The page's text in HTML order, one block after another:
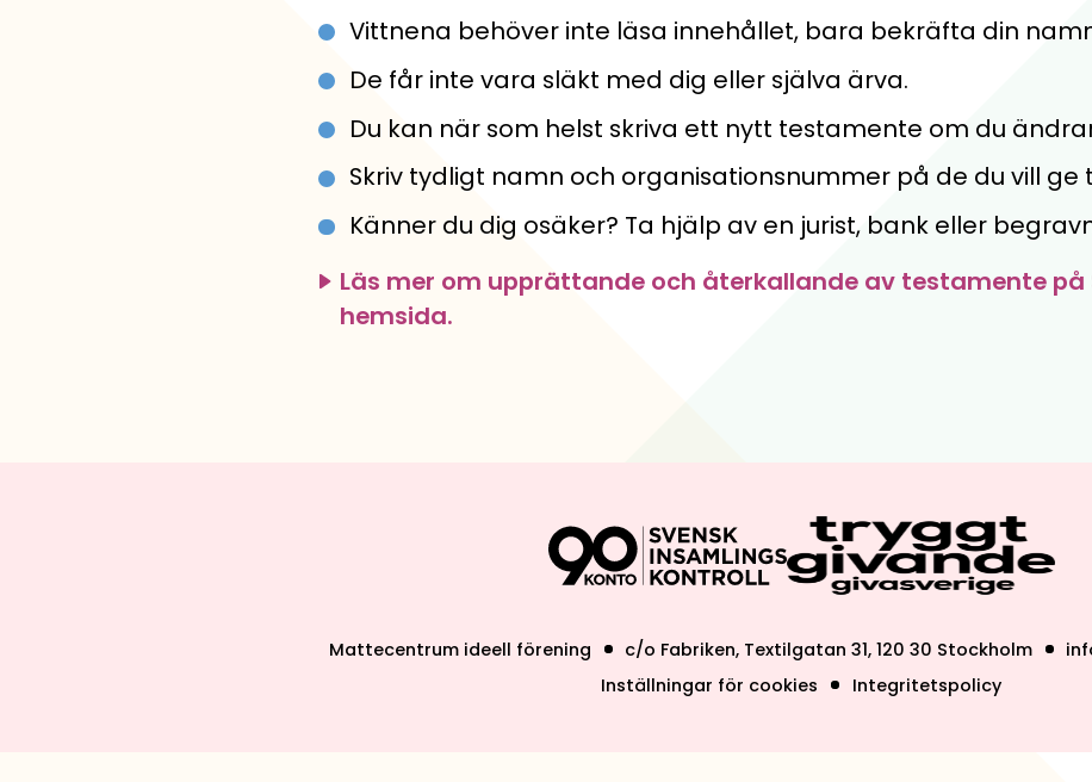
Vittnena behöver inte läsa innehållet, bara bekräfta din
De får inte vara släkt med dig eller själva ärva.
Du kan när som helst skriva ett nytt testamente om du
Skriv tydligt namn och organisationsnummer på de du vill ge
Känner du dig osäker? Ta hjälp av en jurist, bank eller
Läs mer om upprättande och återkallande av testamente på
hemsida.
Mattecentrum ideell förening c/o Fabriken, Textilgatan 31, 120 30 Stockholm
Inställningar för cookies
Integritetspolicy